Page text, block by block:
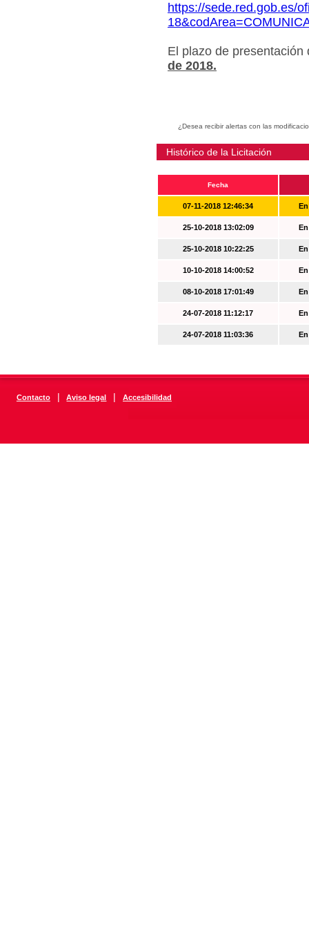
https://sede.red.gob.es/
El plazo de
de 2018.
¿Desea recibir alertas con las
Histórico de la Licitación
Fecha
07-11-2018 12:46:34
25-10-2018 13:02:09
25-10-2018 10:22:25
10-10-2018 14:00:52
08-10-2018 17:01:49
24-07-2018 11:12:17
24-07-2018 11:03:36
Contacto | Aviso legal | Accesibilidad